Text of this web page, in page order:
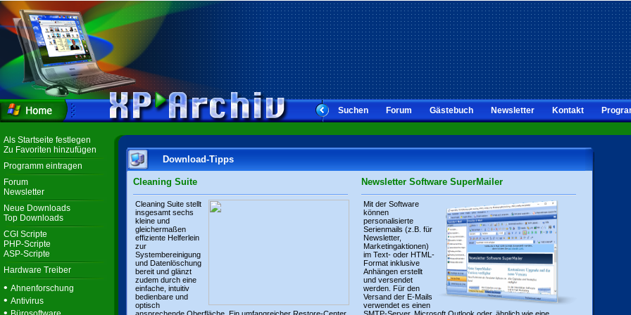
Suchen Forum Gästebuch Newsletter Kontakt
Als Startseite festlegen
Zu Favoriten hinzufügen
Programm eintragen
Forum
Newsletter
Neue Downloads
Top Downloads
CGI Scripte
PHP-Scripte
ASP-Scripte
Hardware Treiber
• Ahnenforschung
• Antivirus
•
Download-Tipps
Cleaning Suite
Cleaning Suite stellt
insgesamt sechs
kleine und
gleichermaßen
effiziente Helferlein
zur
Systembereinigung
und Datenlöschung
bereit und glänzt
zudem durch eine
einfache, intuitiv
bedienbare und
optisch
Newsletter Software SuperMailer
Mit der Software
können
personalisierte
Serienmails (z.B. für
Newsletter,
Marketingaktionen)
im Text- oder HTML-
Format inklusive
Anhängen erstellt
und versendet
werden. Für den
Versand der E-Mails
verwendet es einen